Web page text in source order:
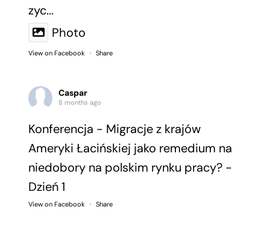
zyc...
Photo
View on Facebook · Share
Caspar
8 months ago
Konferencja - Migracje z krajów
Ameryki Łacińskiej jako remedium na
niedobory na polskim rynku pracy? -
Dzień 1
View on Facebook · Share